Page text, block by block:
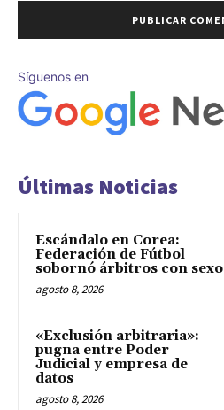
Síguenos en
Últimas Noticias
Escándalo en Corea:
Federación de Fútbol
sobornó árbitros con sexo
agosto 8, 2026
«Exclusión arbitraria»:
pugna entre Poder
Judicial y empresa de
datos
agosto 8, 2026